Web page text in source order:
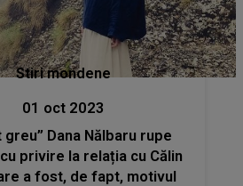
Stiri mondene
01 oct 2023
greu” Dana Nălbaru rupe
privire la relația cu Călin
a fost, de fapt, motivul